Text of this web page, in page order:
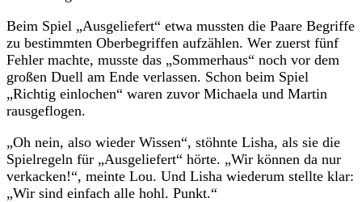
Beim Spiel „Ausgeliefert“ etwa mussten die Paare Begriffe
zu bestimmten Oberbegriffen aufzählen. Wer zuerst fünf
Fehler machte, musste das „Sommerhaus“ noch vor dem
großen Duell am Ende verlassen. Schon beim Spiel
„Richtig einlochen“ waren zuvor Michaela und Martin
rausgeflogen.
„Oh nein, also wieder Wissen“, stöhnte Lisha, als sie die
Spielregeln für „Ausgeliefert“ hörte. „Wir können da nur
verkacken!“, meinte Lou. Und Lisha wiederum stellte klar:
„Wir sind einfach alle hohl. Punkt.“